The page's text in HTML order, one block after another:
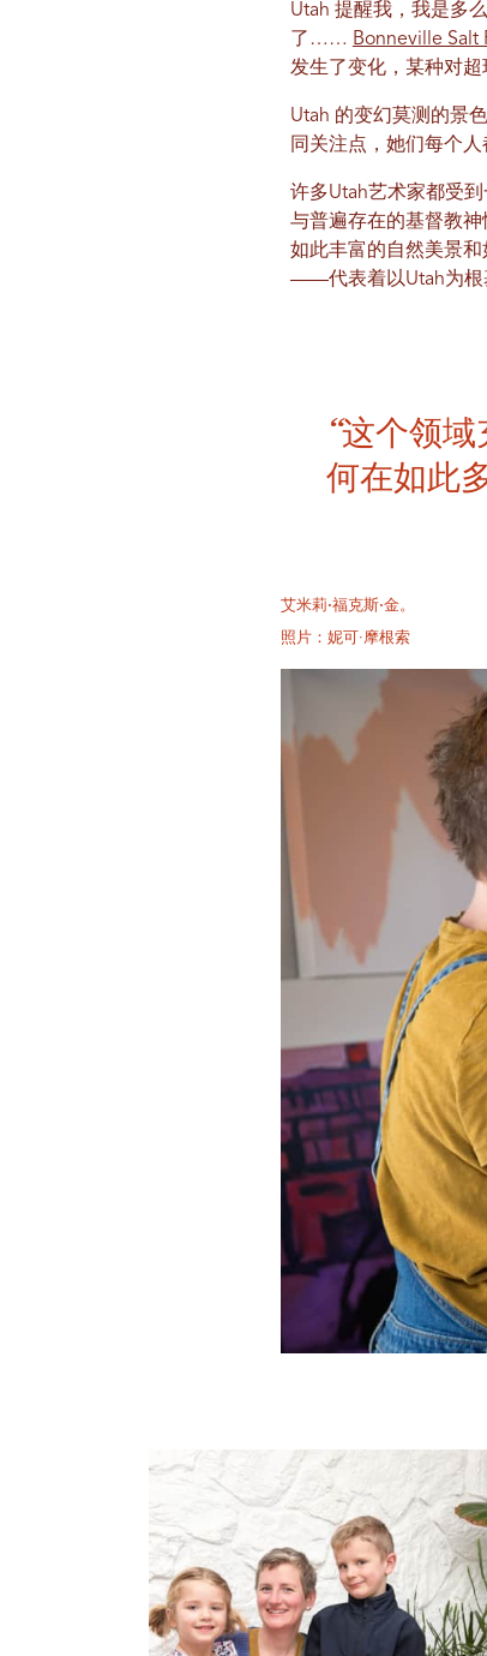
Utah 提醒我，我是多
了…… Bonneville Salt
发生了变化，某种对超
Utah 的变幻莫测的景
同关注点，她们每个
许多Utah艺术家都受
与普遍存在的基督教
如此丰富的自然美景
——代表着以Utah为根
“这个领
何在如此
艾米莉·福克斯·金。
照片：妮可·摩根索